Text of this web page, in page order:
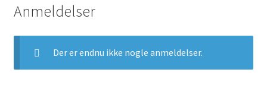
Anmeldelser
Der er endnu ikke nogle anmeldelser.